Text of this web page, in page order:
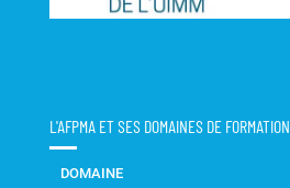
L'AFPMA ET SES DOMAINES DE FORMATION
DOMAINE